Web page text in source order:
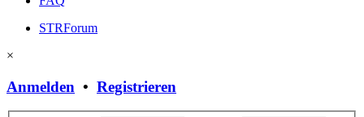
STRForum
×
Anmelden • Registrieren